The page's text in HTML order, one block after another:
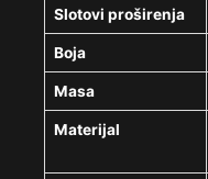
Slotovi proširenja
Boja
Masa
Materijal